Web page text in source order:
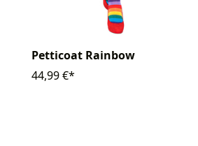
Petticoat Rainbow
44,99 €*